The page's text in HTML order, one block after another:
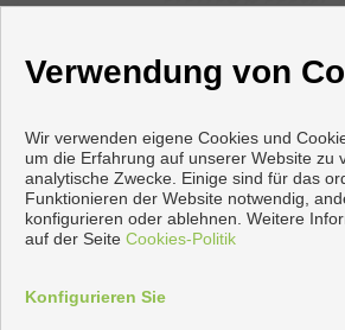
Wohnungen und häuser zum verkauf in
Verwendung von
Wir verwenden eigene Cookies und
um die Erfahrung auf unserer Website zu
analytische Zwecke. Einige sind für das
Funktionieren der Website notwendig,
konfigurieren oder ablehnen. Weitere
auf der Seite Cookies-Politik
Konfigurieren Sie